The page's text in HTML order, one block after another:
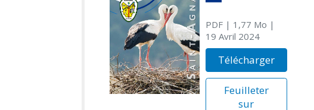
PDF| 1,77 Mo |
19 Avril 2024
Télécharger
Feuilleter
sur